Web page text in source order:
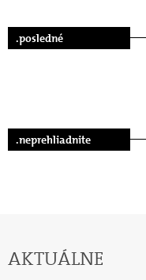
.posledné
.neprehliadnite
AKTUÁLNE